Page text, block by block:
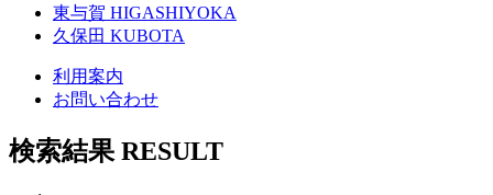
東与賀 HIGASHIYOKA
久保田 KUBOTA
利用案内
お問い合わせ
検索結果 RESULT